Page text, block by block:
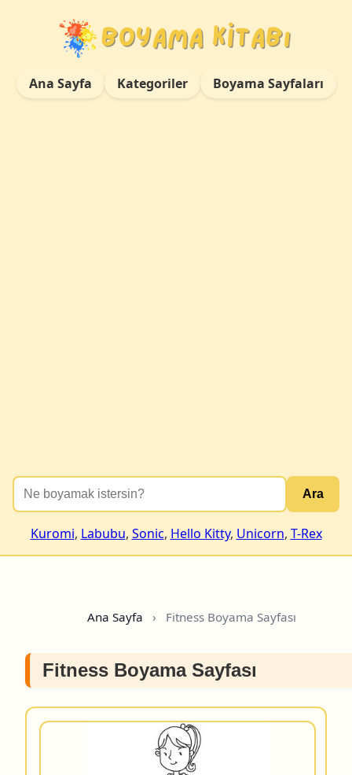
Ana Sayfa Kategoriler Boyama Sayfaları
Ara
Kuromi, Labubu, Sonic, Hello Kitty, Unicorn, T-Rex
Ana Sayfa › Fitness Boyama Sayfası
Fitness Boyama Sayfası